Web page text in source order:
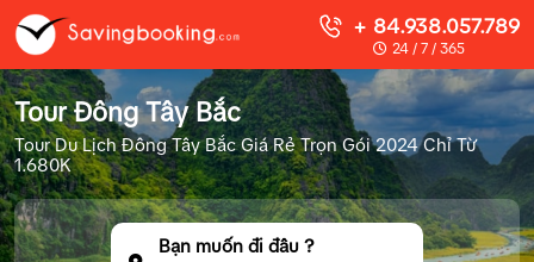
+ 84.938.057.789
24 / 7 / 365
Tour Đông Tây Bắc
Tour Du Lịch Đông Tây Bắc Giá Rẻ Trọn Gói 2024 Chỉ Từ
1.680K
Bạn muốn đi đâu ?